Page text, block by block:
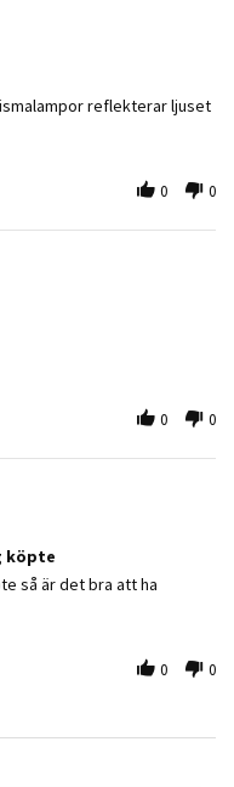
reflekterar ljuset
0 0
0 0
köpte
jag köpte
så är det bra att ha
0 0